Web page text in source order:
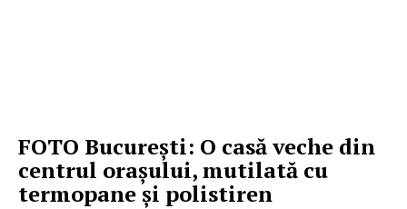
FOTO București: O casă veche din
centrul orașului, mutilată cu
termopane și polistiren